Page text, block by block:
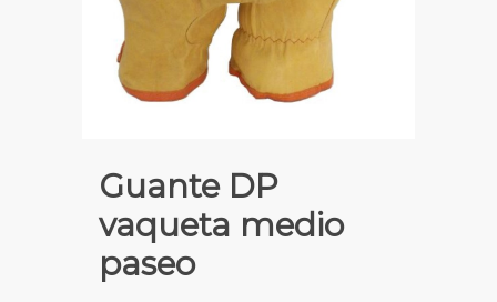
Guante DP
vaqueta medio
paseo